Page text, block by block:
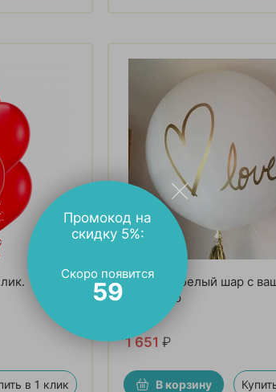
в 1 клик
Большой белый шар с
надписью
1 651 ₽
В корзину
Промокод на
скидку 5%:
Скоро появится
57